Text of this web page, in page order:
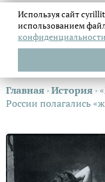
Главная ›История ›
России полагались
Используя сайт
использованием
конфиденциальности